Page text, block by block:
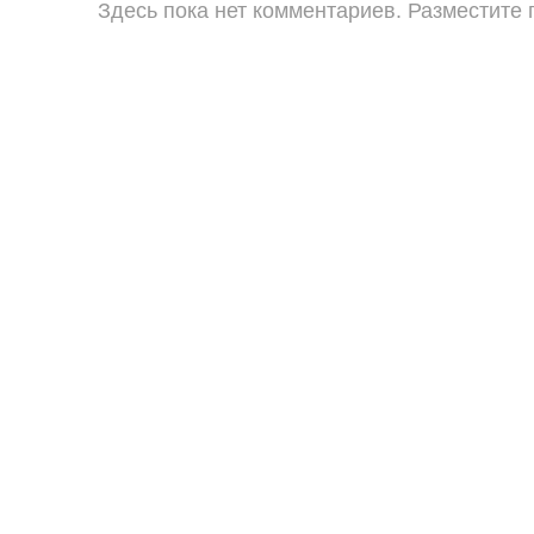
Здесь пока нет комментариев. Разместите